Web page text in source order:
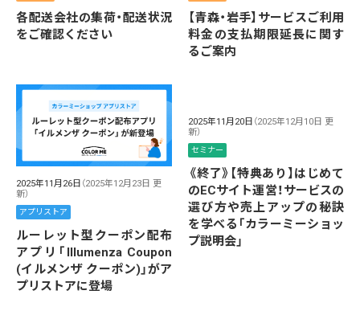
各配送会社の集荷・配送状況
をご確認ください
【青森・岩手】サービスご利用
料金の支払期限延長に関す
るご案内
2025年11月26日 （2025年12月23日 更
新）
アプリストア
ルーレット型クーポン配布
アプリ「Illumenza Coupon
(イルメンザ クーポン)」がア
プリストアに登場
2025年11月20日 （2025年12月10日 更
新）
セミナー
《終了》【特典あり】はじめて
のECサイト運営！サービスの
選び方や売上アップの秘訣
を学べる「カラーミーショッ
プ説明会」